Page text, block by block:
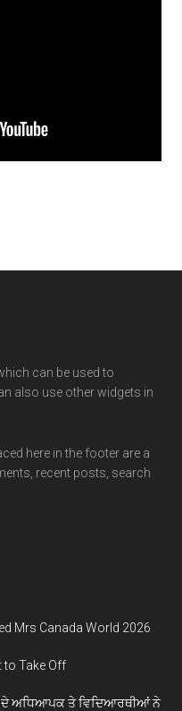
can be used to
also use other widgets in
here in the footer are a
recent posts, search
Mrs Canada World 2026
to Take Off
ਦੇ ਅਧਿਆਪਕ ਤੇ ਵਿਦਿਆਰਥੀਆਂ ਨੇ